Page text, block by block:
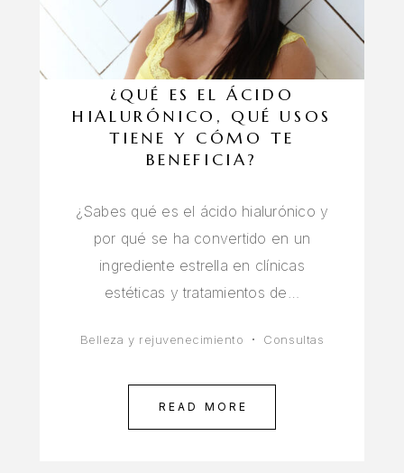
¿QUÉ ES EL ÁCIDO
HIALURÓNICO, QUÉ USOS
TIENE Y CÓMO TE
BENEFICIA?
¿Sabes qué es el ácido hialurónico y
por qué se ha convertido en un
ingrediente estrella en clínicas
estéticas y tratamientos de…
Belleza y rejuvenecimiento Consultas
READ MORE